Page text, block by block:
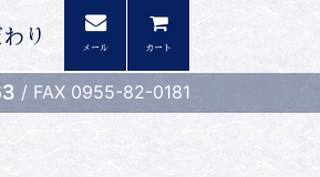
り
メール カート
/ FAX 0955-82-0181